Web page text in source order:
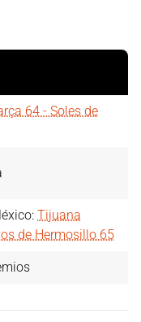
64 - Soles de
Tijuana
de Hermosillo 65